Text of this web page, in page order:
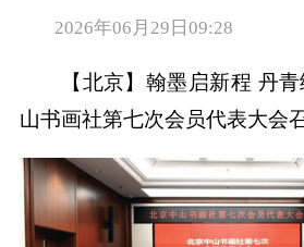
2026年06月29日09:28
【北京】翰墨启新程 丹
山书画社第七次会员代表大会